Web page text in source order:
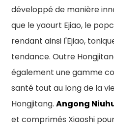
développé de manière
que le yaourt Ejiao, le
rendant ainsi l'Ejiao,
tendance. Outre
également une gamme
santé tout au long de la
Hongjitang. Angong
et comprimés Xiaoshi